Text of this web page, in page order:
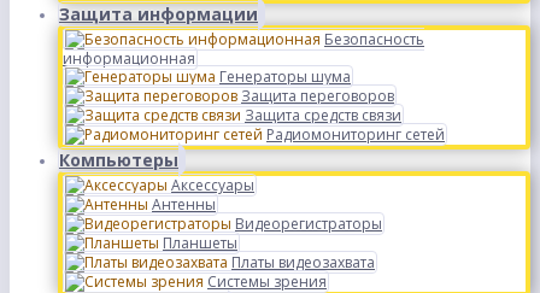
Защита информации
Безопасность
информационная
Генераторы шума
Защита переговоров
Защита средств связи
Радиомониторинг сетей
Компьютеры
Аксессуары
Антенны
Видеорегистраторы
Планшеты
Платы видеозахвата
Системы зрения